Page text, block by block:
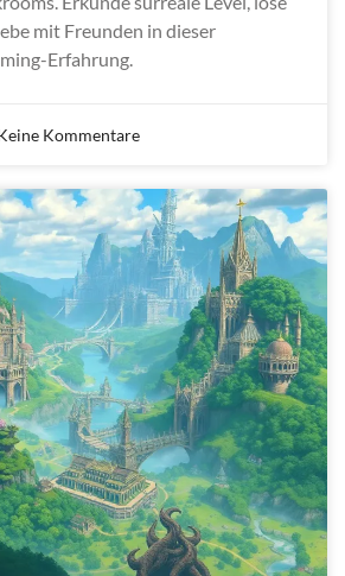
mit Freunden in dieser
Erfahrung.
Kommentare